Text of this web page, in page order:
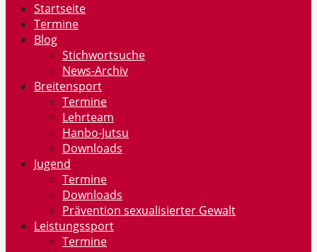
Startseite
Termine
Blog
Stichwortsuche
News-Archiv
Breitensport
Termine
Lehrteam
Hanbo-Jutsu
Downloads
Jugend
Termine
Downloads
Prävention sexualisierter Gewalt
Leistungssport
Termine